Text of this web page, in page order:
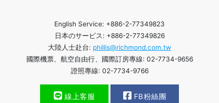
English Service: +886-2-77349823
日本のサービス: +886-2-77349826
大陸人士赴台: phillis@richmond.com.tw
國際機票、航空自由行、國際訂房專線: 02-7734-9656
證照專線: 02-7734-9766
線上客服 FB粉絲團